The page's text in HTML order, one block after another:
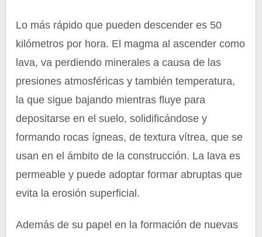
Lo más rápido que pueden descender es 50
kilómetros por hora. El magma al ascender como
lava, va perdiendo minerales a causa de las
presiones atmosféricas y también temperatura,
la que sigue bajando mientras fluye para
depositarse en el suelo, solidificándose y
formando rocas ígneas, de textura vítrea, que se
usan en el ámbito de la construcción. La lava es
permeable y puede adoptar formar abruptas que
evita la erosión superficial.
Además de su papel en la formación de nuevas